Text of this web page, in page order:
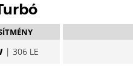
| 306 LE